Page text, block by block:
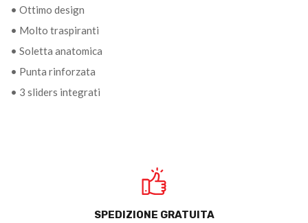
• Ottimo design
• Molto traspiranti
• Soletta anatomica
• Punta rinforzata
• 3 sliders integrati
SPEDIZIONE GRATUITA